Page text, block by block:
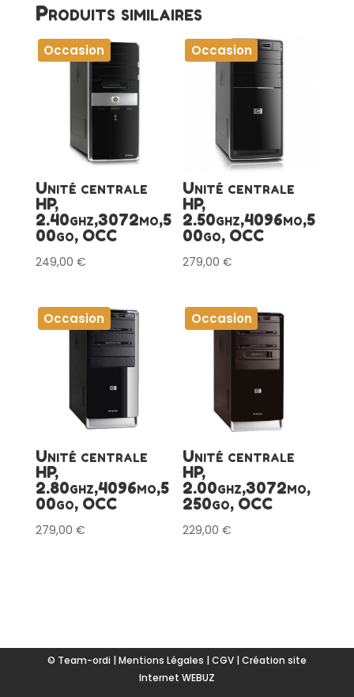
Produits similaires
Occasion
Unité centrale
HP,
2.40ghz,3072mo,5
00go, OCC
249,00 €
Occasion
Unité centrale
HP,
2.50ghz,4096mo,5
00go, OCC
279,00€
Occasion
Unité centrale
HP,
2.80ghz,4096mo,5
00go, OCC
279,00 €
Occasion
Unité centrale
HP,
2.00ghz,3072mo,
250go, OCC
229,00€
© Team-ordi | Mentions Légales | CGV| Création site
Internet WEBUZ